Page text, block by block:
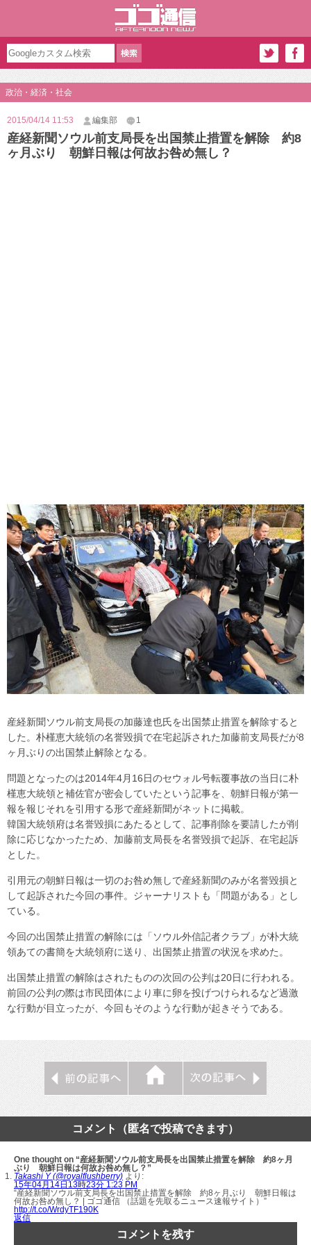
政治・経済・社会
2015/04/14 11:53 編集部 1
産経新聞ソウル前支局長を出国禁止措置を解除 約8
ヶ月ぶり 朝鮮日報は何故お咎め無し？
産経新聞ソウル前支局長の加藤達也氏を出国禁止措置を解除すると
した。朴槿恵大統領の名誉毀損で在宅起訴された加藤前支局長だが8
ヶ月ぶりの出国禁止解除となる。
問題となったのは2014年4月16日のセウォル号転覆事故の当日に朴
槿恵大統領と補佐官が密会していたという記事を、朝鮮日報が第一
報を報じそれを引用する形で産経新聞がネットに掲載。
韓国大統領府は名誉毀損にあたるとして、記事削除を要請したが削
除に応じなかったため、加藤前支局長を名誉毀損で起訴、在宅起訴
とした。
引用元の朝鮮日報は一切のお咎め無しで産経新聞のみが名誉毀損と
して起訴された今回の事件。ジャーナリストも「問題がある」とし
ている。
今回の出国禁止措置の解除には「ソウル外信記者クラブ」が朴大統
領あての書簡を大統領府に送り、出国禁止措置の状況を求めた。
出国禁止措置の解除はされたものの次回の公判は20日に行われる。
前回の公判の際は市民団体により車に卵を投げつけられるなど過激
な行動が目立ったが、今回もそのような行動が起きそうである。
コメント（匿名で投稿できます）
One thought on “産経新聞ソウル前支局長を出国禁止措置を解除 約8ヶ月
ぶり 朝鮮日報は何故お咎め無し？”
Takashi Y (@royalflushberry) より:
15年04月14日13時23分 1:23 PM
“産経新聞ソウル前支局長を出国禁止措置を解除 約8ヶ月ぶり 朝鮮日報は
何故お咎め無し？ | ゴゴ通信 （話題を先取るニュース速報サイト）”
http://t.co/WrdyTF190K
返信
コメントを残す